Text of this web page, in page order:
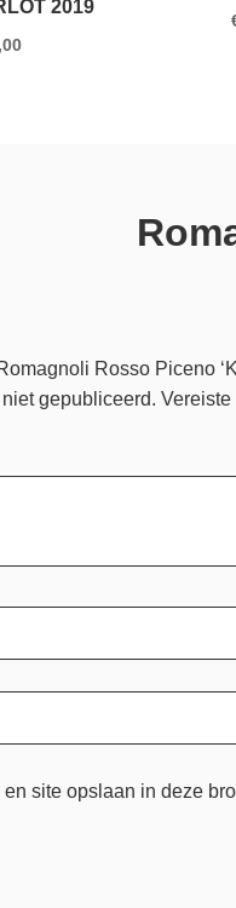
2019
Rosso Piceno
gepubliceerd.
en site opslaan in deze